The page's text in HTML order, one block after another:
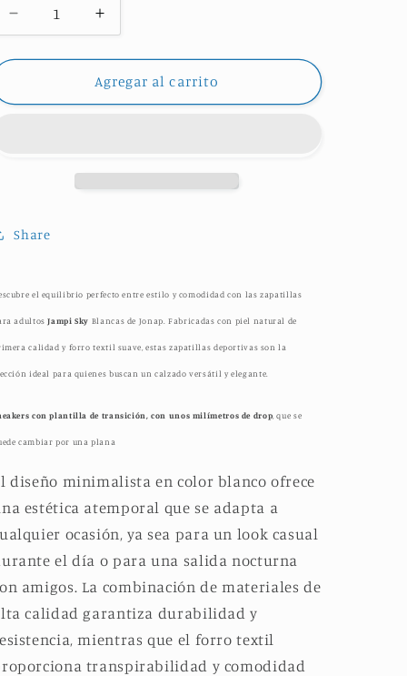
Reducir
cantidad
para
SKY
Aumentar
cantidad
para
JAMPI
SKY
Agregar al carrito
Share
el equilibrio perfecto entre estilo y comodidad con las zapatillas
adultosJampi Sky Blancas de Jonap.Fabricadas con piel natural de
calidad y forro textil suave, estas zapatillas deportivas son la
ideal para quienes buscan un calzado versátil y elegante.
con plantilla de transición, con unos milímetros de drop , que se
cambiar por una plana
diseño minimalista en color blanco ofrece
estética atemporal que se adapta a
ocasión, ya sea para un look casual
el día o para una salida nocturna
amigos. La combinación de materiales de
calidad garantiza durabilidad y
mientras que el forro textil
transpirabilidad y comodidad